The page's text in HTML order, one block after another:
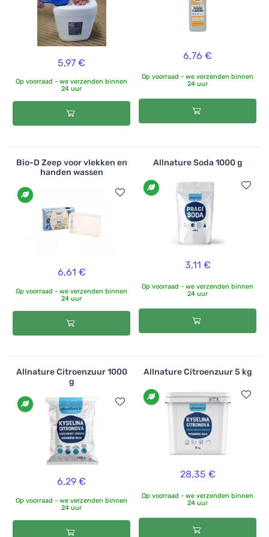
5,97 €
Op voorraad - we verzenden binnen
24 uur
6,76 €
Op voorraad - we verzenden binnen
24 uur
Bio-D Zeep voor vlekken en
handen wassen
6,61 €
Op voorraad - we verzenden binnen
24 uur
Allnature Soda 1000 g
3,11 €
Op voorraad - we verzenden binnen
24 uur
Allnature Citroenzuur 1000
g
6,29 €
Op voorraad - we verzenden binnen
24 uur
Allnature Citroenzuur 5 kg
28,35 €
Op voorraad - we verzenden binnen
24 uur